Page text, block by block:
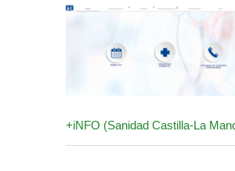
+iNFO (Sanidad Castilla-La